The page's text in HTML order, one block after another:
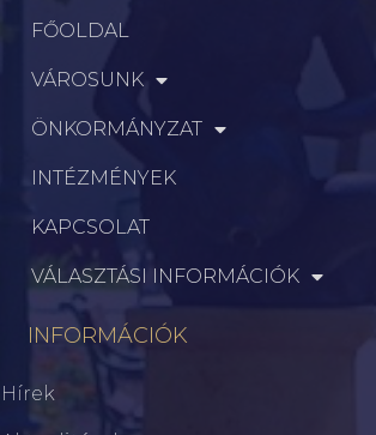
FŐOLDAL
VÁROSUNK
ÖNKORMÁNYZAT
INTÉZMÉNYEK
KAPCSOLAT
VÁLASZTÁSI INFORMÁCIÓK
INFORMÁCIÓK
Hírek